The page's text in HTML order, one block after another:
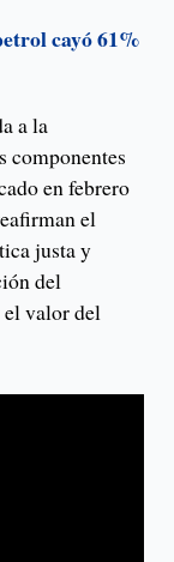
cayó 61%
a la
componentes
en febrero
el
justa y
del
valor del